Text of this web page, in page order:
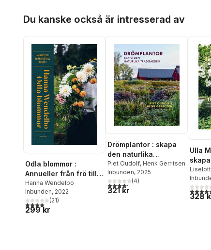
Du kanske också är intresserad av
Odla blommor :
Annueller från frö till
bukett
Hanna Wendelbo
Inbunden, 2022
4,0utav 5 stjärnor. Totalt antal röster:
(21)
299 kr
Drömplantor : skapa
den naturlika
trädgården
Piet Oudolf, Henk Gerritsen
Inbunden, 2025
4,3utav 5 stjärnor. Totalt antal röster:
(4)
321 kr
Ulla
4,5
328